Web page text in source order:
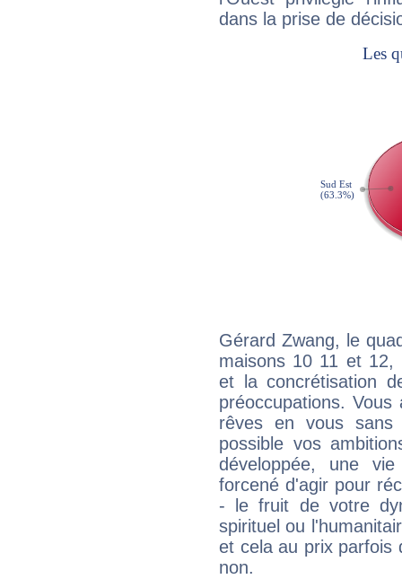
dans la prise de
Gérard Zwang, le
maisons 10 11 et 12,
et la concrétisation
préoccupations.
rêves en vous sans
possible vos
développée, une
forcené d'agir pour
- le fruit de votre
spirituel ou
et cela au prix parfois
non.